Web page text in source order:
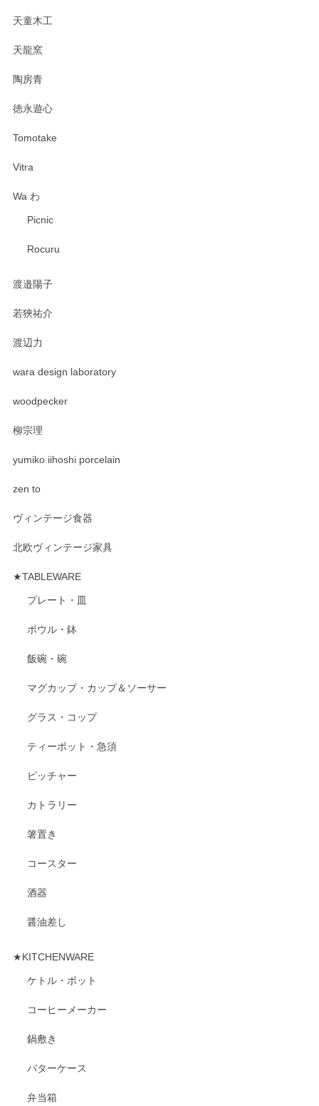
天童木工
天龍窯
陶房青
徳永遊心
Tomotake
Vitra
Wa わ
Picnic
Rocuru
渡邉陽子
若狹祐介
渡辺力
wara design laboratory
woodpecker
柳宗理
yumiko iihoshi porcelain
zen to
ヴィンテージ食器
北欧ヴィンテージ家具
★TABLEWARE
プレート・皿
ボウル・鉢
飯碗・碗
マグカップ・カップ＆ソーサー
グラス・コップ
ティーポット・急須
ピッチャー
カトラリー
箸置き
コースター
酒器
醤油差し
★KITCHENWARE
ケトル・ポット
コーヒーメーカー
鍋敷き
バターケース
弁当箱